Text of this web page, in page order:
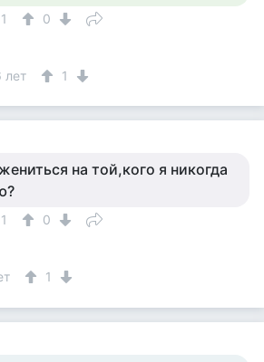
1 0
лет 1
на той,кого я никогда
1 0
1